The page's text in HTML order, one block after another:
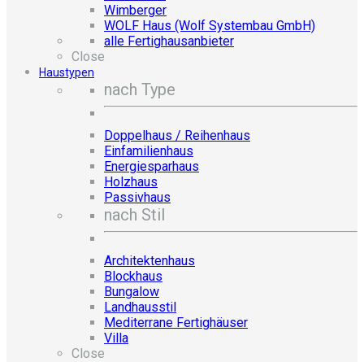
Wimberger
WOLF Haus (Wolf Systembau GmbH)
alle Fertighausanbieter
Close
Haustypen
nach Type
Doppelhaus / Reihenhaus
Einfamilienhaus
Energiesparhaus
Holzhaus
Passivhaus
nach Stil
Architektenhaus
Blockhaus
Bungalow
Landhausstil
Mediterrane Fertighäuser
Villa
Close